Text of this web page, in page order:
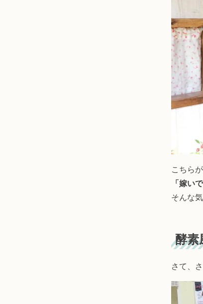
こちら
「嫁い
そんな
酵素
さて、